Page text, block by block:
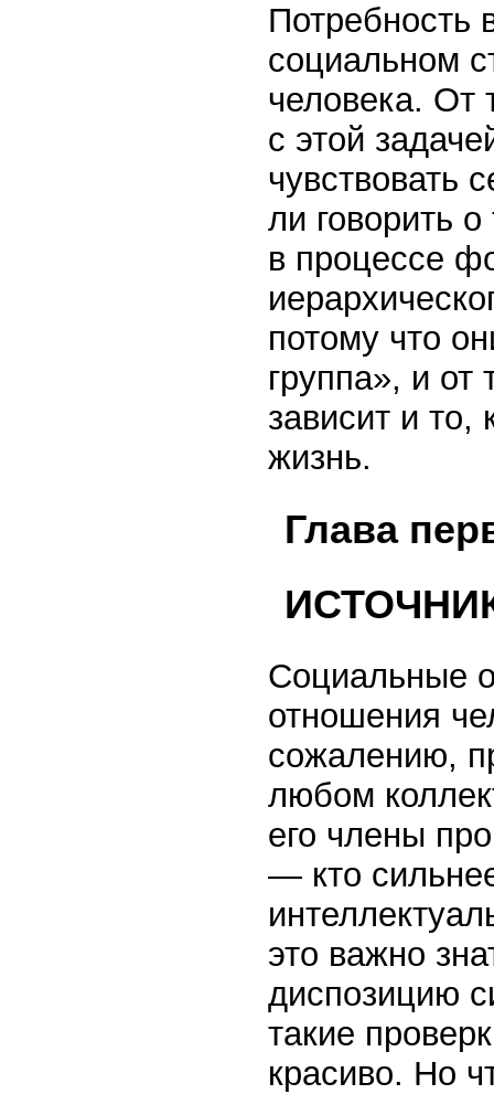
Потребность
социальном
человека. От
с этой
чувствовать
ли говорить
в процессе
потому что
группа», и от
зависит и
жизнь.
Глава
Социальные
отношения
сожалению,
любом
его члены
— кто
это важно
диспозицию
такие
красиво. Но